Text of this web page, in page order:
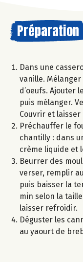
Préparation
Dans une
vanille.
d’oeufs. Ajouter
puis mélanger.
Couvrir et
Préchauffer le
chantilly : dans
crème liquide et
Beurrer des
verser, remplir
puis baisser la
min selon la
laisser refroidir.
Déguster les
au yaourt de